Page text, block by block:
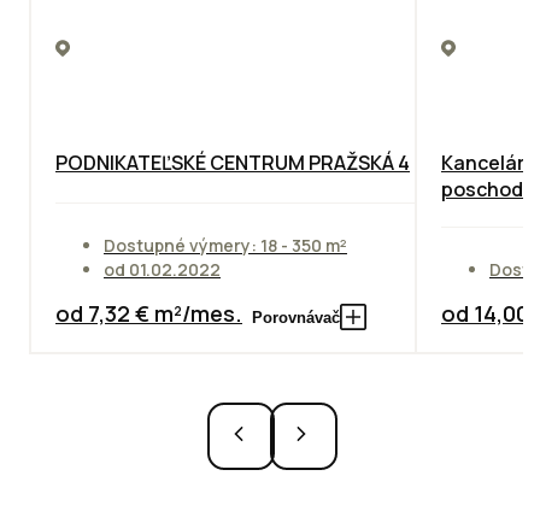
PODNIKATEĽSKÉ CENTRUM PRAŽSKÁ 4
Dostupné výmery: 18 - 350 m²
od 01.02.2022
od 7,32 € m²/mes. Porovnávač
poschodie
od 14,00